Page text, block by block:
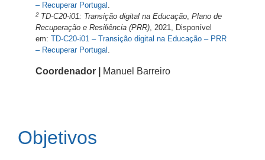
– Recuperar Portugal .
2 TD-C20-i01: Transição digital na Educação, Plano de
Recuperação e Resiliência (PRR), 2021, Disponível
em: TD-C20-i01 – Transição digital na Educação – PRR
– Recuperar Portugal .
Coordenador | Manuel Barreiro
Objetivos